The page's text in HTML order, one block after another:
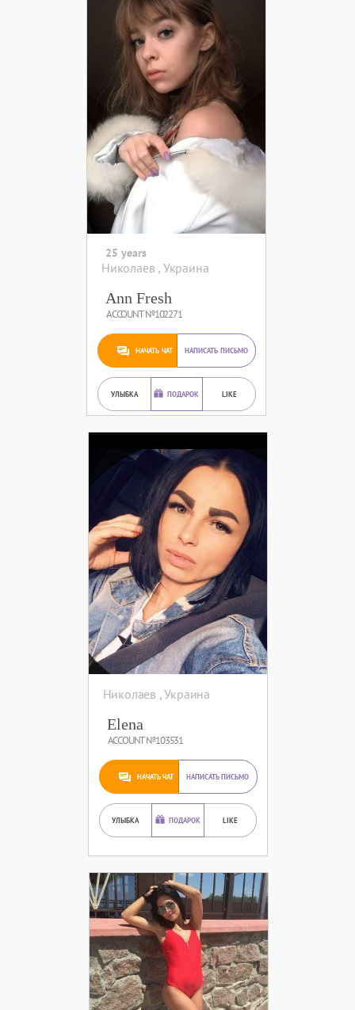
25 years
Николаев , Украина
Ann Fresh
ACCOUNT №102271
НАЧАТЬ ЧАТ НАПИСАТЬ ПИСЬМО
УЛЫБКА ПОДАРОК LIKE
Николаев , Украина
Elena
ACCOUNT №103531
НАЧАТЬ ЧАТ НАПИСАТЬ ПИСЬМО
УЛЫБКА ПОДАРОК LIKE